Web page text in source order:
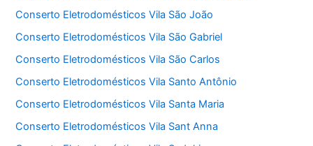
Conserto Eletrodomésticos Vila São João
Conserto Eletrodomésticos Vila São Gabriel
Conserto Eletrodomésticos Vila São Carlos
Conserto Eletrodomésticos Vila Santo Antônio
Conserto Eletrodomésticos Vila Santa Maria
Conserto Eletrodomésticos Vila Sant Anna